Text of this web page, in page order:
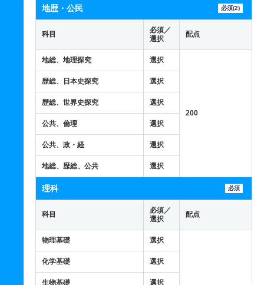
地歴・公民 必須(2)
科目
必須／
選択
配点
地総、地理探究 選択
200
歴総、日本史探究 選択
歴総、世界史探究 選択
公共、倫理 選択
公共、政・経 選択
地総、歴総、公共 選択
理科 必須
科目
必須／
選択
配点
物理基礎 選択
化学基礎 選択
生物基礎 選択